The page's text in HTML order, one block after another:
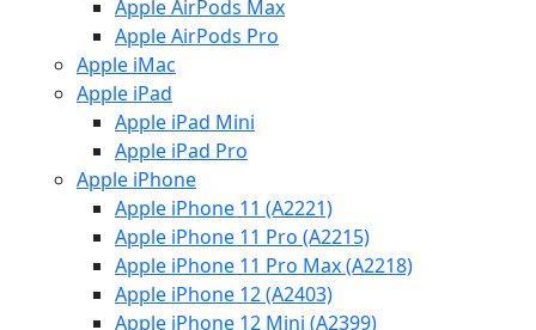
Apple AirPods Max
Apple AirPods Pro
Apple iMac
Apple iPad
Apple iPad Mini
Apple iPad Pro
Apple iPhone
Apple iPhone 11 (A2221)
Apple iPhone 11 Pro (A2215)
Apple iPhone 11 Pro Max (A2218)
Apple iPhone 12 (A2403)
Apple iPhone 12 Mini (A2399)